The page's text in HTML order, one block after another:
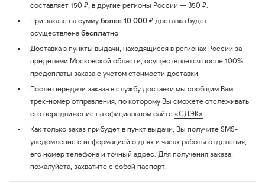
составляет 150 ₽, в другие регионы России — 350 ₽.
При заказе на сумму более 10 000 ₽ доставка будет
осуществлена бесплатно
Доставка в пункты выдачи, находящиеся в регионах России за
пределами Московской области, осуществляется после 100%
предоплаты заказа с учётом стоимости доставки.
После передачи заказа в службу доставки мы сообщим Вам
трек-номер отправления, по которому Вы сможете отслеживать
его передвижение на официальном сайте «СДЭК».
Как только заказ прибудет в пункт выдачи, Вы получите SMS-
уведомление с информацией о днях и часах работы отделения,
его номер телефона и точный адрес. Для получения заказа,
пожалуйста, захватите с собой паспорт.